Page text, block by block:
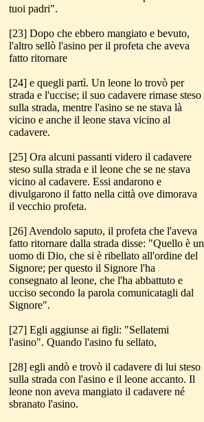
tuoi padri".
[23] Dopo che ebbero mangiato e bevuto,
l'altro sellò l'asino per il profeta che aveva
fatto ritornare
[24] e quegli partì. Un leone lo trovò per
strada e l'uccise; il suo cadavere rimase steso
sulla strada, mentre l'asino se ne stava là
vicino e anche il leone stava vicino al
cadavere.
[25] Ora alcuni passanti videro il cadavere
steso sulla strada e il leone che se ne stava
vicino al cadavere. Essi andarono e
divulgarono il fatto nella città ove dimorava
il vecchio profeta.
[26] Avendolo saputo, il profeta che l'aveva
fatto ritornare dalla strada disse: "Quello è un
uomo di Dio, che si è ribellato all'ordine del
Signore; per questo il Signore l'ha
consegnato al leone, che l'ha abbattuto e
ucciso secondo la parola comunicatagli dal
Signore".
[27] Egli aggiunse ai figli: "Sellatemi
l'asino". Quando l'asino fu sellato,
[28] egli andò e trovò il cadavere di lui steso
sulla strada con l'asino e il leone accanto. Il
leone non aveva mangiato il cadavere né
sbranato l'asino.